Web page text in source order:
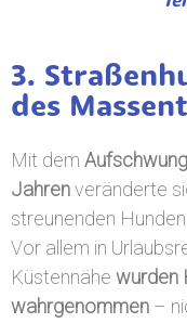
3.
des
Mit dem
Jahrenveränderte
streunenden
Vor allem in
Küstennähe wurden
wahrgenommen –